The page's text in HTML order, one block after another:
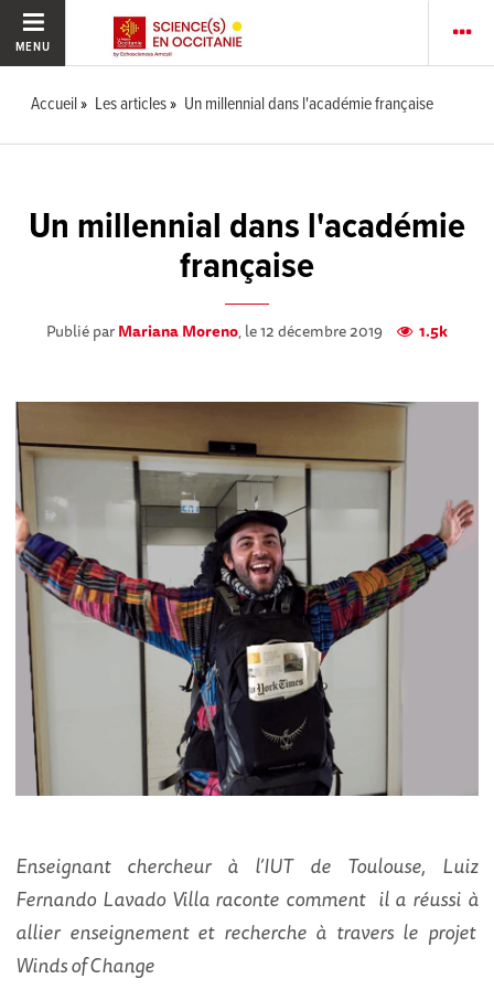
MENU
Accueil Les articles Un millennial dans l'académie française
Un millennial dans l'académie
française
Publié parMariana Moreno, le 12 décembre 2019 1.5k
Enseignant chercheur à l’IUT de Toulouse, Luiz
Fernando Lavado Villa raconte comment il a réussi à
allier enseignement et recherche à travers le projet
Winds of Change